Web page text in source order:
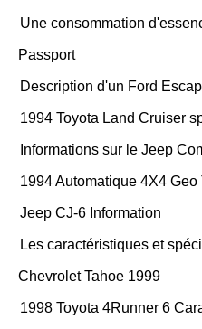
Une consommation
Passport
Description d'un Ford
1994 Toyota Land Cruiser
Informations sur le Jeep
1994 Automatique 4X4
Jeep CJ-6 Information
Les caractéristiques et
Chevrolet Tahoe 1999
1998 Toyota 4Runner 6